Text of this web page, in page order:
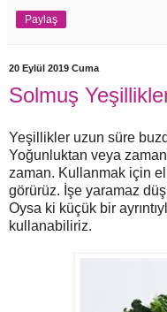
Paylaş
20 Eylül 2019 Cuma
Solmuş
Yeşillikler uzun süre
Yoğunluktan veya
zaman. Kullanmak için
görürüz. İşe yaramaz
Oysa ki küçük bir
kullanabiliriz.